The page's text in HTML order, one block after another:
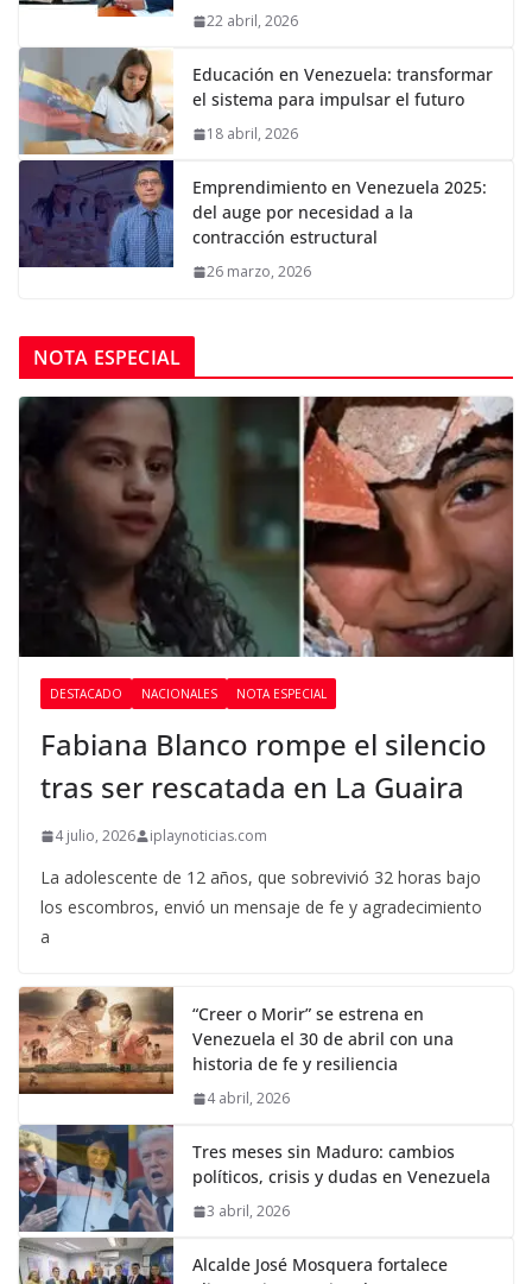
22 abril, 2026
Educación en Venezuela: transformar
el sistema para impulsar el futuro
18 abril, 2026
Emprendimiento en Venezuela 2025:
del auge por necesidad a la
contracción estructural
26 marzo, 2026
NOTA ESPECIAL
DESTACADO NACIONALES NOTA ESPECIAL
Fabiana Blanco rompe el silencio
tras ser rescatada en La Guaira
4 julio, 2026 iplaynoticias.com
La adolescente de 12 años, que sobrevivió 32 horas bajo
los escombros, envió un mensaje de fe y agradecimiento
a
“Creer o Morir” se estrena en
Venezuela el 30 de abril con una
historia de fe y resiliencia
4 abril, 2026
Tres meses sin Maduro: cambios
políticos, crisis y dudas en Venezuela
3 abril, 2026
Alcalde José Mosquera fortalece